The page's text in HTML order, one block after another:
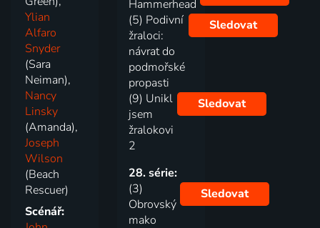
Ylian
Alfaro
Snyder
(Sara
Neiman),
Nancy
Linsky
(Amanda),
Joseph
Wilson
(Beach
Rescuer)
Scénář:
Hammerhead
(5) Podivní
žraloci:
návrat do
podmořské
propasti
Sledovat
(9) Unikl
jsem
žralokovi
2
Sledovat
28. série:
(3)
Obrovský
mako
Sledovat